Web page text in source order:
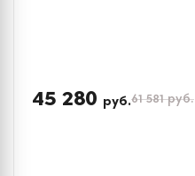
45 280 руб.61 581руб.